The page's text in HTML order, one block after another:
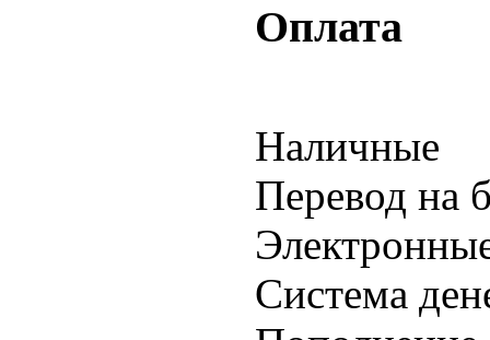
Оплата
Наличные
Перевод на
Система